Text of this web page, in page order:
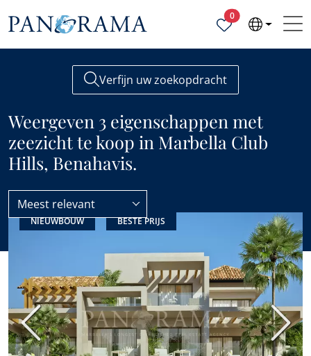
0Geselecteerde
Verfijn uw zoekopdracht
Weergeven 3 eigenschappen met
zeezicht te koop in Marbella Club
Hills, Benahavis.
Marbella Club Hills Zeezicht
Meest relevant
NIEUWBOUW BESTE PRIJS
Vorige